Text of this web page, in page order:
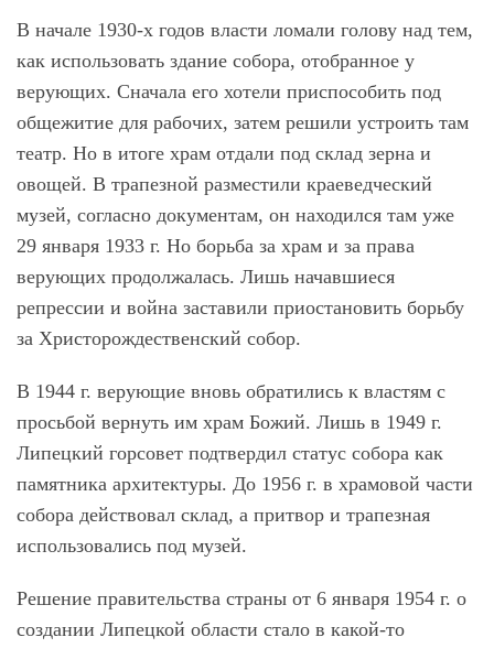
В начале 1930-х годов власти ломали голову над тем,
как использовать здание собора, отобранное у
верующих. Сначала его хотели приспособить под
общежитие для рабочих, затем решили устроить там
театр. Но в итоге храм отдали под склад зерна и
овощей. В трапезной разместили краеведческий
музей, согласно документам, он находился там уже
29 января 1933 г. Но борьба за храм и за права
верующих продолжалась. Лишь начавшиеся
репрессии и война заставили приостановить борьбу
за Христорождественский собор.
В 1944 г. верующие вновь обратились к властям с
просьбой вернуть им храм Божий. Лишь в 1949 г.
Липецкий горсовет подтвердил статус собора как
памятника архитектуры. До 1956 г. в храмовой части
собора действовал склад, а притвор и трапезная
использовались под музей.
Решение правительства страны от 6 января 1954 г. о
создании Липецкой области стало в какой-то